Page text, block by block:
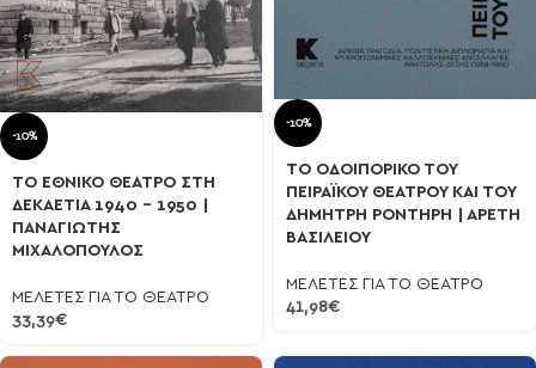
-10%
ΤΟ ΕΘΝΙΚΟ ΘΕΑΤΡΟ ΣΤΗ
ΔΕΚΑΕΤΙΑ 1940 – 1950 |
ΠΑΝΑΓΙΩΤΗΣ
ΜΙΧΑΛΟΠΟΥΛΟΣ
ΜΕΛΕΤΕΣ ΓΙΑ ΤΟ ΘΕΑΤΡΟ
33,39€
-10%
ΤΟ ΟΔΟΙΠΟΡΙΚΟ ΤΟΥ
ΠΕΙΡΑΪΚΟΥ ΘΕΑΤΡΟΥ ΚΑΙ ΤΟΥ
ΔΗΜΗΤΡΗ ΡΟΝΤΗΡΗ | ΑΡΕΤΗ
ΒΑΣΙΛΕΙΟΥ
ΜΕΛΕΤΕΣ ΓΙΑ ΤΟ ΘΕΑΤΡΟ
41,98€